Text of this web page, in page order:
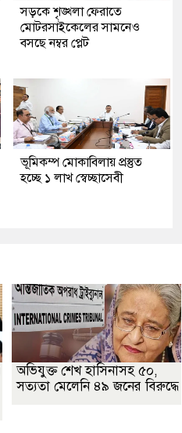
সড়কে শৃঙ্খলা ফেরাতে
মোটরসাইকেলের সামনেও
বসছে নম্বর প্লেট
ভূমিকম্প মোকাবিলায় প্রস্তুত
হচ্ছে ১ লাখ স্বেচ্ছাসেবী
অভিযুক্ত শেখ হাসিনাসহ ৫০,
সত্যতা মেলেনি ৪৯ জনের বিরুদ্ধে